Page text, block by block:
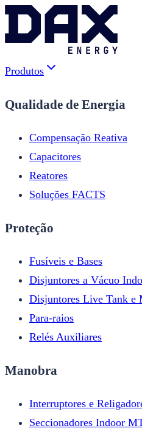
Produtos
Qualidade de Energia
Compensação Reativa
Capacitores
Reatores
Soluções FACTS
Proteção
Fusíveis e Bases
Disjuntores a Vácuo
Disjuntores Live Tank e
Para-raios
Relés Auxiliares
Manobra
Interruptores e
Seccionadores Indoor